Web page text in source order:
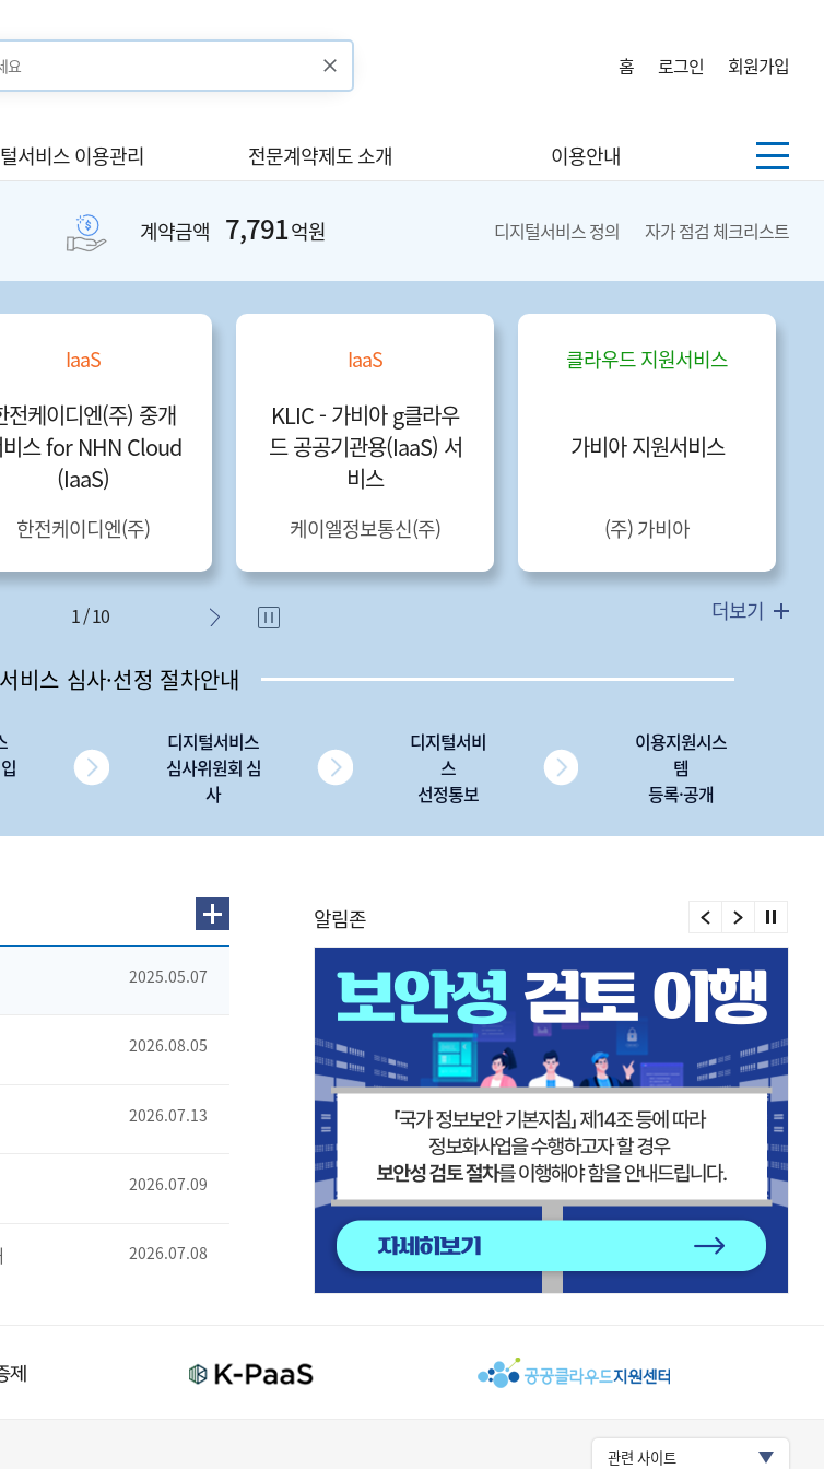
세요 홈 로그인 회원가입
서비스 이용관리 전문계약제도 소개 이용안내
계약금액 7,791억원 디지털서비스 정의 자가 점검 체크리스트
IaaS
전케이디엔(주) 중개
비스 for NHN Cloud
(IaaS)
한전케이디엔(주)
IaaS
KLIC - 가비아 g클라우
드 공공기관용(IaaS) 서
비스
케이엘정보통신(주)
클라우드 지원서비스
가비아 지원서비스
(주) 가비아
1 / 10 더보기
비스 심사·선정 절차안내
디지털서비스
심사위원회 심
사
디지털서비
스
선정통보
이용지원시스
템
등록·공개
2025.05.07
2026.08.05
2026.07.13
2026.07.09
2026.07.08
알림존
관련 사이트